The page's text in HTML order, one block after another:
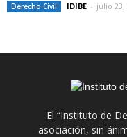
Derecho Civil IDIBE - julio 23,
El “Instituto de
asociación, sin